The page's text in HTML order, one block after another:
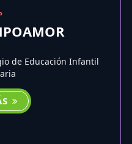
de Educación Infantil